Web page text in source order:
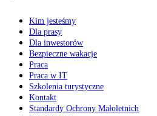
Kim jesteśmy
Dla prasy
Dla inwestorów
Bezpieczne wakacje
Praca
Praca w IT
Szkolenia turystyczne
Kontakt
Standardy Ochrony Małoletnich